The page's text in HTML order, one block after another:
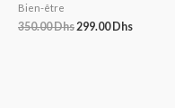
Bien-être
350.00Dhs 299.00Dhs